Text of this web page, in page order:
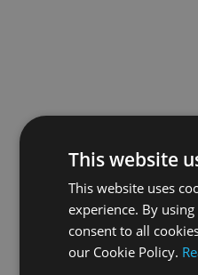
This website
This website uses
experience. By
consent to all
our Cookie Policy.